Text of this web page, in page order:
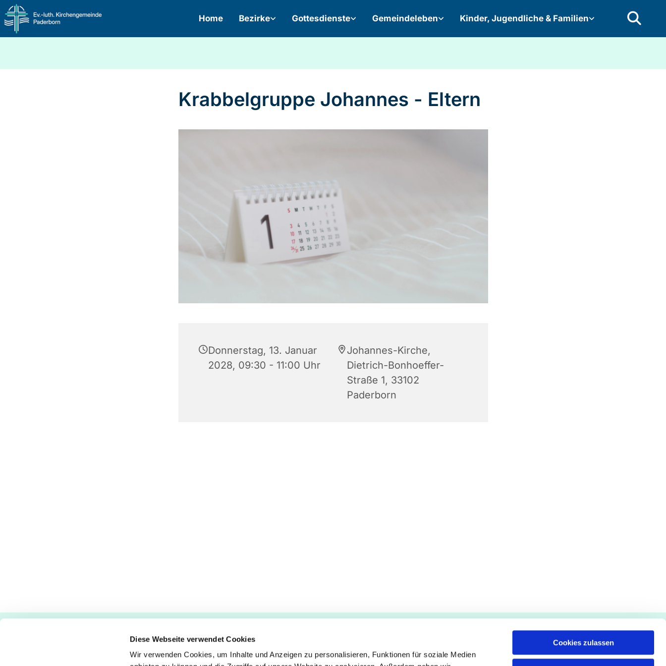
Diese Webseite verwendet Cookies
Wir verwenden Cookies, um Inhalte und Anzeigen zu personalisieren, Funktionen für soziale Medien
Cookies zulassen
Home Bezirke Gottesdienste Gemeindeleben Kinder, Jugendliche & Familien
Krabbelgruppe Johannes - Eltern
Donnerstag, 13. Januar
2028, 09:30 - 11:00 Uhr
Johannes-Kirche,
Dietrich-Bonhoeffer-
Straße 1, 33102
Paderborn
Ev.-luth. Kirchengemeinde Paderborn
Bastfelder Weg 30 - 33098 Paderborn
Pfarrämter